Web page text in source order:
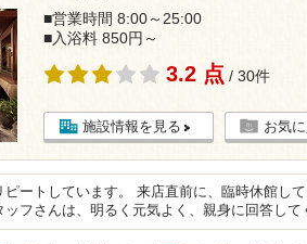
■営業時間 8:00～25:00
■入浴料 850円～
3.2 点 / 30件
施設情報を見る お気
ートしています。 来店直前に、臨時休館して
ッフさんは、明るく元気よく、親身に回答し